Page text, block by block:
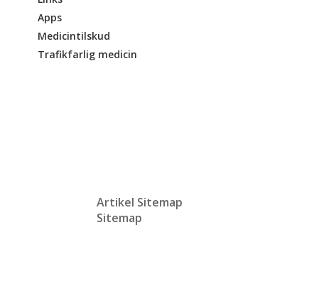
Apps
Medicintilskud
Trafikfarlig medicin
Artikel Sitemap
Sitemap